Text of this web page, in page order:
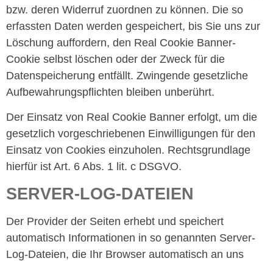
bzw. deren Widerruf zuordnen zu können. Die so
erfassten Daten werden gespeichert, bis Sie uns zur
Löschung auffordern, den Real Cookie Banner-
Cookie selbst löschen oder der Zweck für die
Datenspeicherung entfällt. Zwingende gesetzliche
Aufbewahrungspflichten bleiben unberührt.
Der Einsatz von Real Cookie Banner erfolgt, um die
gesetzlich vorgeschriebenen Einwilligungen für den
Einsatz von Cookies einzuholen. Rechtsgrundlage
hierfür ist Art. 6 Abs. 1 lit. c DSGVO.
SERVER-LOG-DATEIEN
Der Provider der Seiten erhebt und speichert
automatisch Informationen in so genannten Server-
Log-Dateien, die Ihr Browser automatisch an uns